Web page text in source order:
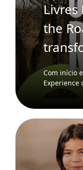
Livres
the
Com início
Experience